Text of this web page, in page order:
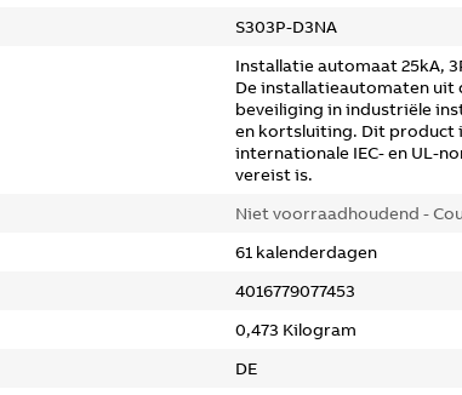
S303P-D3NA
Installatie automaat 25kA,
De installatieautomaten uit
beveiliging in industriële
en kortsluiting. Dit product
internationale IEC- en UL-
vereist is.
Niet voorraadhoudend -
61 kalenderdagen
4016779077453
0,473 Kilogram
DE